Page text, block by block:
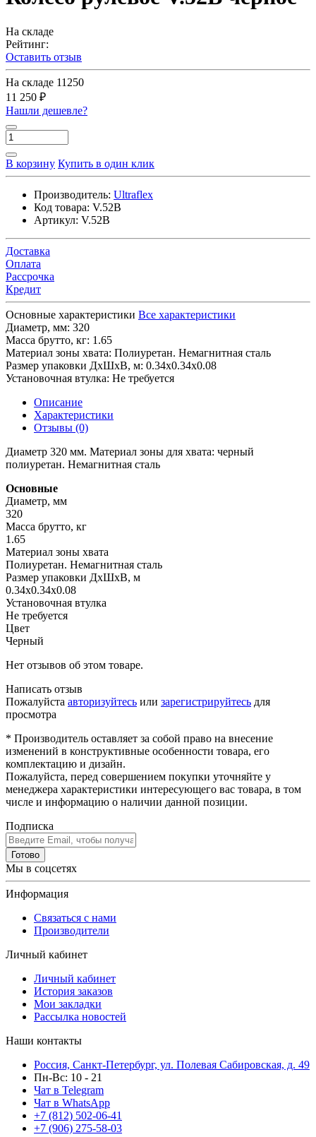
На складе
Рейтинг:
Оставить отзыв
На складе 11250
11 250 ₽
Нашли дешевле?
В корзину Купить в один клик
Производитель: Ultraflex
Код товара: V.52B
Артикул: V.52B
Доставка
Оплата
Рассрочка
Кредит
Основные характеристики Все характеристики
Диаметр, мм: 320
Масса брутто, кг: 1.65
Материал зоны хвата: Полиуретан. Немагнитная сталь
Размер упаковки ДхШхВ, м: 0.34x0.34x0.08
Установочная втулка: Не требуется
Описание
Характеристики
Отзывы (0)
Диаметр 320 мм. Материал зоны для хвата: черный
полиуретан. Немагнитная сталь
Основные
Диаметр, мм
320
Масса брутто, кг
1.65
Материал зоны хвата
Полиуретан. Немагнитная сталь
Размер упаковки ДхШхВ, м
0.34x0.34x0.08
Установочная втулка
Не требуется
Цвет
Черный
Нет отзывов об этом товаре.
Написать отзыв
Пожалуйста авторизуйтесь или зарегистрируйтесь для
просмотра
* Производитель оставляет за собой право на внесение
изменений в конструктивные особенности товара, его
комплектацию и дизайн.
Пожалуйста, перед совершением покупки уточняйте у
менеджера характеристики интересующего вас товара, в том
числе и информацию о наличии данной позиции.
Подписка
Готово
Мы в соцсетях
Информация
Связаться с нами
Производители
Личный кабинет
Личный кабинет
История заказов
Мои закладки
Рассылка новостей
Наши контакты
Россия, Санкт-Петербург, ул. Полевая Сабировская, д. 49
Пн-Вс: 10 - 21
Чат в Telegram
Чат в WhatsApp
+7 (812) 502-06-41
+7 (906) 275-58-03